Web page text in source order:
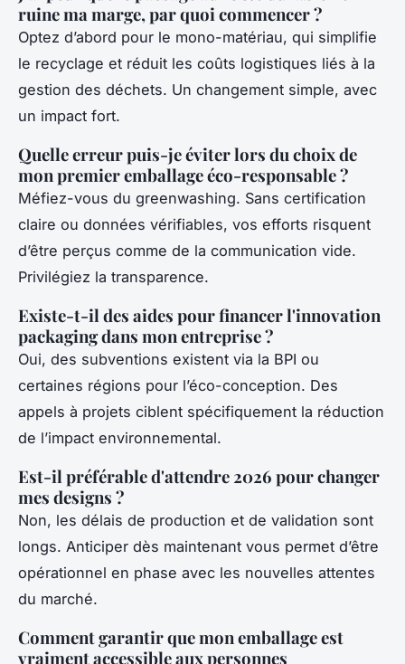
ruine ma marge, par quoi commencer ?
Optez d’abord pour le mono-matériau, qui simplifie
le recyclage et réduit les coûts logistiques liés à la
gestion des déchets. Un changement simple, avec
un impact fort.
Quelle erreur puis-je éviter lors du choix de
mon premier emballage éco-responsable ?
Méfiez-vous du greenwashing. Sans certification
claire ou données vérifiables, vos efforts risquent
d’être perçus comme de la communication vide.
Privilégiez la transparence.
Existe-t-il des aides pour financer l'innovation
packaging dans mon entreprise ?
Oui, des subventions existent via la BPI ou
certaines régions pour l’éco-conception. Des
appels à projets ciblent spécifiquement la réduction
de l’impact environnemental.
Est-il préférable d'attendre 2026 pour changer
mes designs ?
Non, les délais de production et de validation sont
longs. Anticiper dès maintenant vous permet d’être
opérationnel en phase avec les nouvelles attentes
du marché.
Comment garantir que mon emballage est
vraiment accessible aux personnes